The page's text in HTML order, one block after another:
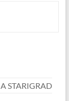
STARIGRAD